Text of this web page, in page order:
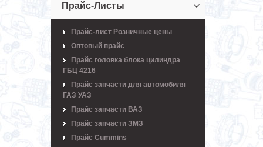
Прайс-Листы
Прайс-лист Розничные цены
Оптовый прайс
Прайс головка блока цилиндра
ГБЦ 4216
Прайс запчасти для автомобиля
ГАЗ УАЗ
Прайс запчасти ВАЗ
Прайс запчасти ЗМЗ
Прайс Cummins